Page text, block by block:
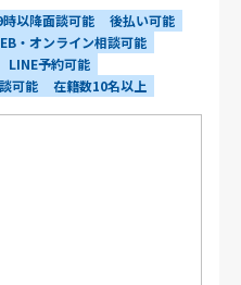
時以降面談可能
後払い可能
・オンライン相談可能
LINE予約可能
可能 在籍数10名以上